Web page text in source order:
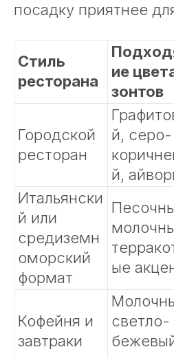
посадку приятнее
Стиль
ресторана
ие
зонтов
Городской
ресторан
й, серо-
й,
Итальянски
й или
средиземн
оморский
формат
ые
Кофейня и
завтраки
светло-